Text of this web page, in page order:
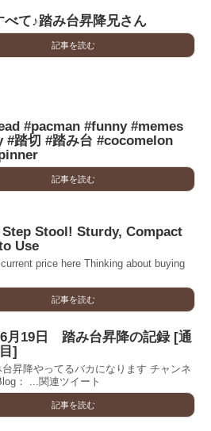
べて♪踏み台昇降兄さん
記事を読む
#pacman #funny #memes
#踏切 #踏み台 #cocomelon
記事を読む
Stool! Sturdy, Compact
Use
price here Thinking about buying
記事を読む
月19日 踏み台昇降の記録 [通
]
台昇降やってるバカになります チャンネ
： ...関連ツイート
記事を読む